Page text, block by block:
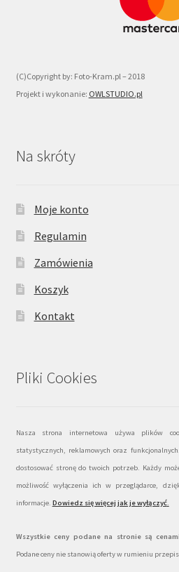
(C)Copyright by: Foto-Kram.pl – 2018
Projekt i wykonanie: OWLSTUDIO.pl
Na skróty
Moje konto
Regulamin
Zamówienia
Koszyk
Kontakt
Pliki Cookies
Nasza strona internetowa używa plików
statystycznych, reklamowych oraz
dostosować stronę do twoich potrzeb. Każdy
możliwość wyłączenia ich w przeglądarce,
informacje. Dowiedz się więcej jak je wyłączyć.
Wszystkie ceny podane na stronie są
Podane ceny nie stanowią oferty w rumieniu